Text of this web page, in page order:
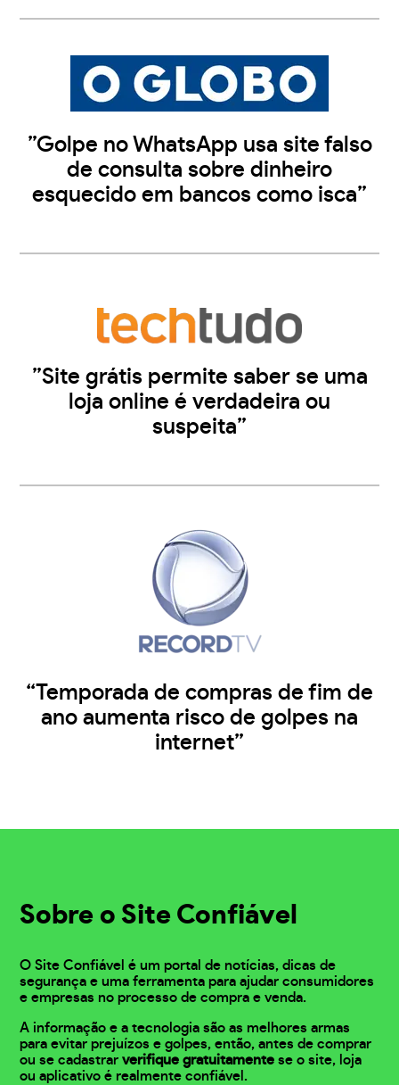
”Golpe no WhatsApp usa site falso
de consulta sobre dinheiro
esquecido em bancos como isca”
”Site grátis permite saber se uma
loja online é verdadeira ou
suspeita”
“Temporada de compras de fim de
ano aumenta risco de golpes na
internet”
Sobre o Site Confiável
O Site Confiável é um portal de notícias, dicas de
segurança e uma ferramenta para ajudar consumidores
e empresas no processo de compra e venda.
A informação e a tecnologia são as melhores armas
para evitar prejuízos e golpes, então, antes de comprar
ou se cadastrarverifique gratuitamente se o site, loja
ou aplicativo é realmente confiável.